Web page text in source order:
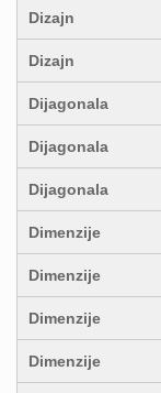
Dizajn
Dizajn
Dijagonala
Dijagonala
Dijagonala
Dimenzije
Dimenzije
Dimenzije
Dimenzije